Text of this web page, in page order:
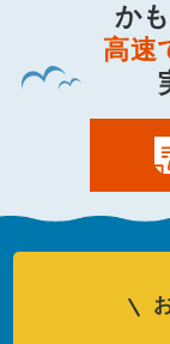
か
高速